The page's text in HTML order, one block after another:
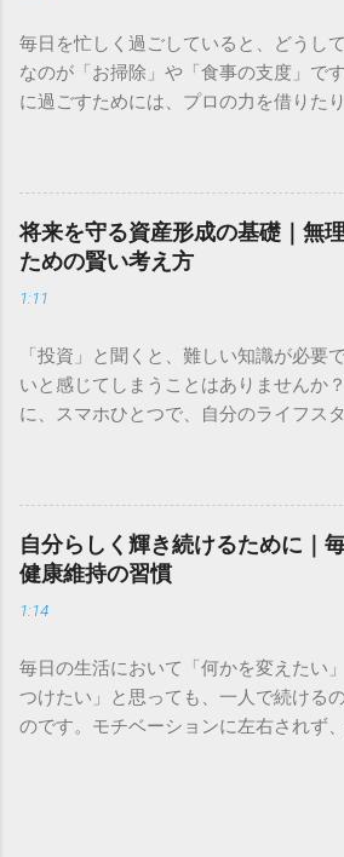
毎日を忙しく過ごしていると、どうし
なのが「お掃除」や「食事の支度」で
に過ごすためには、プロの力を借りた
ね。 今回は、住まいを整える専門的
卓を豊かにする心強い味方をご紹介し
「自分や家族の大切な時間」に変える
役立てください。 ＞ [プロの技術で住
するサービスはこちら] ＞ [プロが作る
を届けるサービスはこちら] 忙しい毎日
家事や仕事、日々の細かな雑務に忙殺
疲れは溜まる一方です。しかし、生活
決して慌ただしく動き回ることではあ
く余裕のある生活を手に入れることが
は、日々のルーティンを見直し、限ら
て大切なことに使うための具体的な考
す。時間と心にゆとりを持ち、理想の
終わらせることではありません。その
時間」を確保し、心の平穏を取り戻す
自分らしい時間を取り戻すための現状
ケジュールやタスクを客観的に見つめ
ょう。自分が何に時間を使い、何が負
将来を守る資産形成の基礎｜無
ための賢い考え方
1:11
「投資」と聞くと、難しい知識が必要
いと感じてしまうことはありませんか
に、スマホひとつで、自分のライフス
ある方はもちろん、これから初めて挑
ても、直感的に操作できる環境を選ぶ
続けるための第一歩になります。 ＞ [
験をはじめるための詳細はこちら] 将来
き、ふと「今のままの準備で大丈夫か
ことはありませんか。日々の生活に追
がちです。しかし、将来に対する備え
な資金が必要なわけではありません。
習慣や考え方のシフトによって、驚く
ら、経済的な安心感を手に入れるため
自分らしく輝き続けるために｜
健康維持の習慣
1:14
毎日の生活において「何かを変えたい
つけたい」と思っても、一人で続ける
のです。モチベーションに左右されず
近道になります。 今回は、理想の自